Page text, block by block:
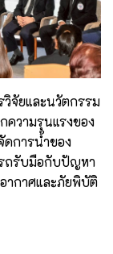
วิจัยและนวัตกรรม
ความรุนแรงของ
ดการน้ำของ
รถรับมือกับปัญหา
ากาศและภัยพิบัติ